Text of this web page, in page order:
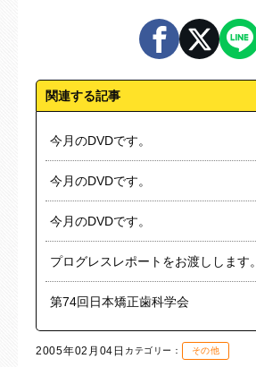
関連する記事
今月のDVDです。
今月のDVDです。
今月のDVDです。
プログレスレポートをお渡しします。
第74回日本矯正歯科学会
2005年02月04日 カテゴリー： その他